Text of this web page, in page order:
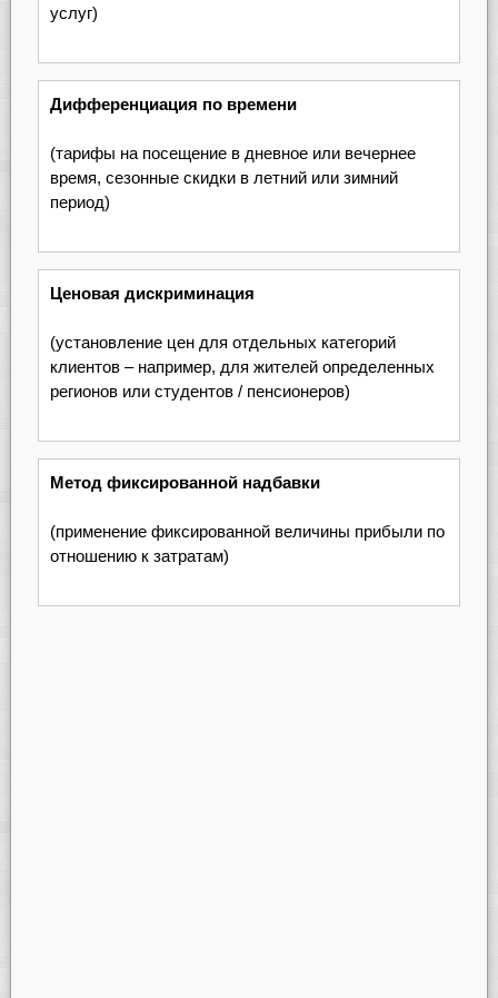
услуг)
Дифференциация по времени
(тарифы на посещение в дневное или вечернее
время, сезонные скидки в летний или зимний
период)
Ценовая дискриминация
(установление цен для отдельных категорий
клиентов – например, для жителей определенных
регионов или студентов / пенсионеров)
Метод фиксированной надбавки
(применение фиксированной величины прибыли по
отношению к затратам)